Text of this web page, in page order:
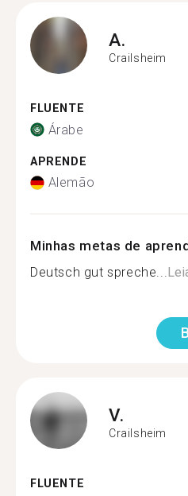
A.
Crailsheim
FLUENTE
Árabe
APRENDE
Alemão
Minhas metas de
Deutsch gut spreche...
V.
Crailsheim
FLUENTE